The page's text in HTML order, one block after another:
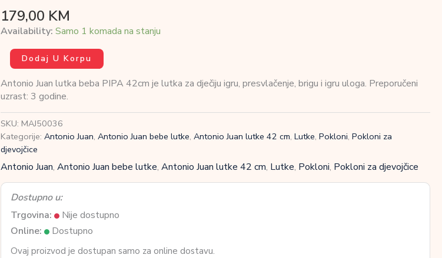
179,00 KM
Availability: Samo 1 komada na stanju
Antonio
Juan
lutka
beba
42cm
količina
Dodaj U Korpu
Antonio Juan lutka beba PIPA 42cm je lutka za dječiju igru, presvlačenje, brigu i igru uloga. Preporučeni
uzrast: 3 godine.
SKU: MAJ50036
Kategorije: Antonio Juan, Antonio Juan bebe lutke, Antonio Juan lutke 42 cm, Lutke, Pokloni, Pokloni za
djevojčice
Antonio Juan, Antonio Juan bebe lutke, Antonio Juan lutke 42 cm, Lutke, Pokloni, Pokloni za djevojčice
Dostupno u:
Trgovina:
Nije dostupno
Online:
Dostupno
Ovaj proizvod je dostupan samo za online dostavu.